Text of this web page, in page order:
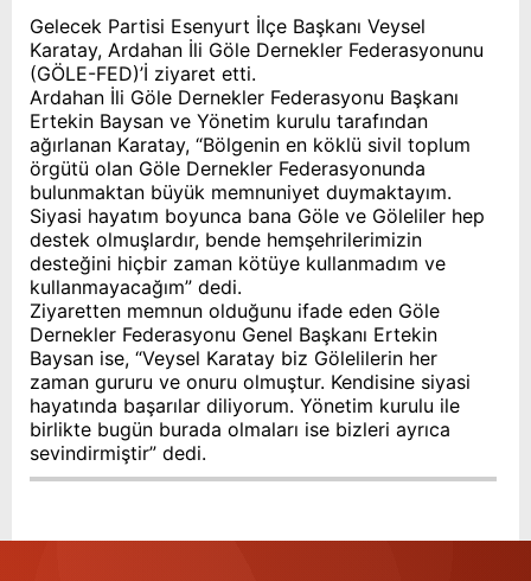
Gelecek Partisi Esenyurt İlçe Başkanı Veysel
Karatay, Ardahan İli Göle Dernekler Federasyonunu
(GÖLE-FED)’İ ziyaret etti.
Ardahan İli Göle Dernekler Federasyonu Başkanı
Ertekin Baysan ve Yönetim kurulu tarafından
ağırlanan Karatay, “Bölgenin en köklü sivil toplum
örgütü olan Göle Dernekler Federasyonunda
bulunmaktan büyük memnuniyet duymaktayım.
Siyasi hayatım boyunca bana Göle ve Göleliler hep
destek olmuşlardır, bende hemşehrilerimizin
desteğini hiçbir zaman kötüye kullanmadım ve
kullanmayacağım” dedi.
Ziyaretten memnun olduğunu ifade eden Göle
Dernekler Federasyonu Genel Başkanı Ertekin
Baysan ise, “Veysel Karatay biz Gölelilerin her
zaman gururu ve onuru olmuştur. Kendisine siyasi
hayatında başarılar diliyorum. Yönetim kurulu ile
birlikte bugün burada olmaları ise bizleri ayrıca
sevindirmiştir” dedi.